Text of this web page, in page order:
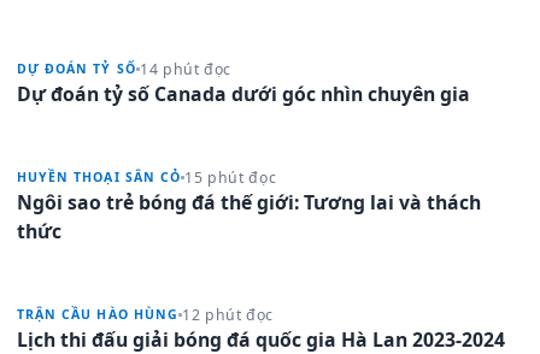
DỰ ĐOÁN TỶ SỐ 14 phút đọc
Dự đoán tỷ số Canada dưới góc nhìn chuyên gia
HUYỀN THOẠI SÂN CỎ 15 phút đọc
Ngôi sao trẻ bóng đá thế giới: Tương lai và thách
thức
TRẬN CẦU HÀO HÙNG 12 phút đọc
Lịch thi đấu giải bóng đá quốc gia Hà Lan 2023-2024